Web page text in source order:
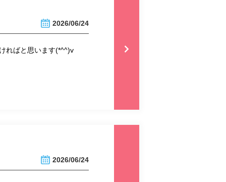
2026/06/24
ればと思います(*^^)v
2026/06/24